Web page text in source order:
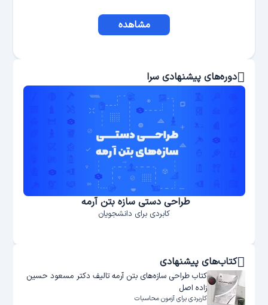
مشاهده
دوره‌های پیشنهادی سرا
طراحی دستی سازه بتن آرمه
کابردی برای دانشجویان
کتاب‌های پیشنهادی
کتاب طراحی سازه‌‌های بتن آرمه تالیف دکتر مسعود حسین
زاده اصل
کاربردی برای آزمون محاسبات